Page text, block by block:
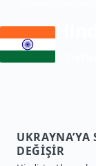
DEĞIŞIR